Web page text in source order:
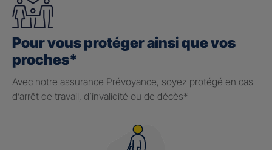
Pour vous protéger ainsi que vos
proches*
Avec notre assurance Prévoyance, soyez protégé en cas
d’arrêt de travail, d’invalidité ou de décès*